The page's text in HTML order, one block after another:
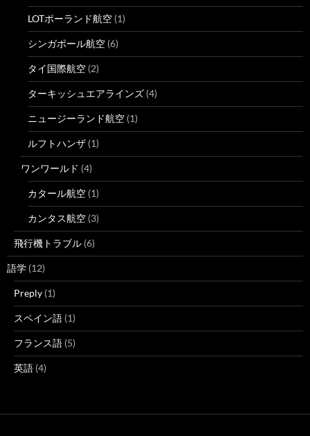
LOTポーランド航空 (1)
シンガポール航空 (6)
タイ国際航空 (2)
ターキッシュエアラインズ (4)
ニュージーランド航空 (1)
ルフトハンザ (1)
ワンワールド (4)
カタール航空 (1)
カンタス航空 (3)
飛行機トラブル (6)
語学 (12)
Preply (1)
スペイン語 (1)
フランス語 (5)
英語 (4)